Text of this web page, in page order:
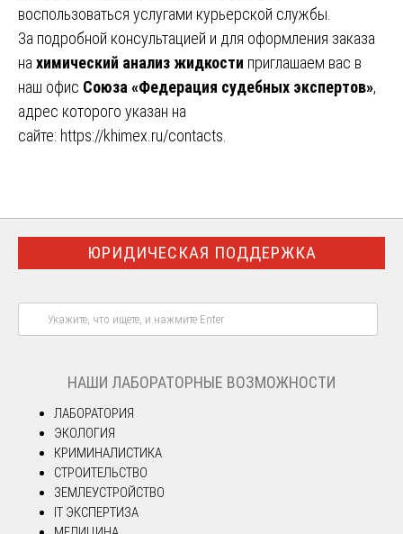
воспользоваться услугами курьерской службы.
За подробной консультацией и для оформления заказа
на химический анализ жидкости приглашаем вас в
наш офис Союза «Федерация судебных экспертов»,
адрес которого указан на
сайте: https://khimex.ru/contacts
ЮРИДИЧЕСКАЯ ПОДДЕРЖКА
НАШИ ЛАБОРАТОРНЫЕ ВОЗМОЖНОСТИ
ЛАБОРАТОРИЯ
ЭКОЛОГИЯ
КРИМИНАЛИСТИКА
СТРОИТЕЛЬСТВО
ЗЕМЛЕУСТРОЙСТВО
IT ЭКСПЕРТИЗА